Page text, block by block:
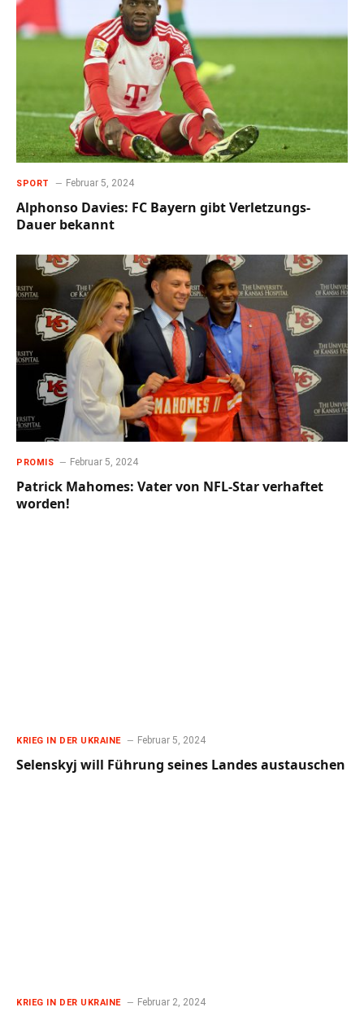
SPORT Februar 5, 2024
Alphonso Davies: FC Bayern gibt Verletzungs-
Dauer bekannt
PROMIS Februar 5, 2024
Patrick Mahomes: Vater von NFL-Star verhaftet
worden!
KRIEG IN DER UKRAINE Februar 5, 2024
Selenskyj will Führung seines Landes austauschen
KRIEG IN DER UKRAINE Februar 2, 2024